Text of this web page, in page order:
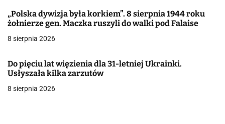
c
j
w
p
„Polska dywizja była korkiem”. 8 sierpnia 1944 roku
żołnierze gen. Maczka ruszyli do walki pod Falaise
8 sierpnia 2026
Do pięciu lat więzienia dla 31-letniej Ukrainki.
Usłyszała kilka zarzutów
8 sierpnia 2026